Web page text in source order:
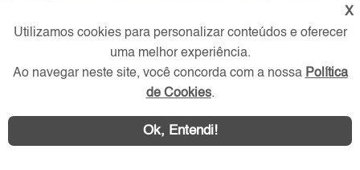
Educação em Pirituba
Para famílias com filhos e estudantes,
X
Utilizamos cookies para personalizar conteúdos e oferecer
uma melhor experiência.
Ao navegar neste site, você concorda com a nossa Política
de Cookies.
Ok, Entendi!